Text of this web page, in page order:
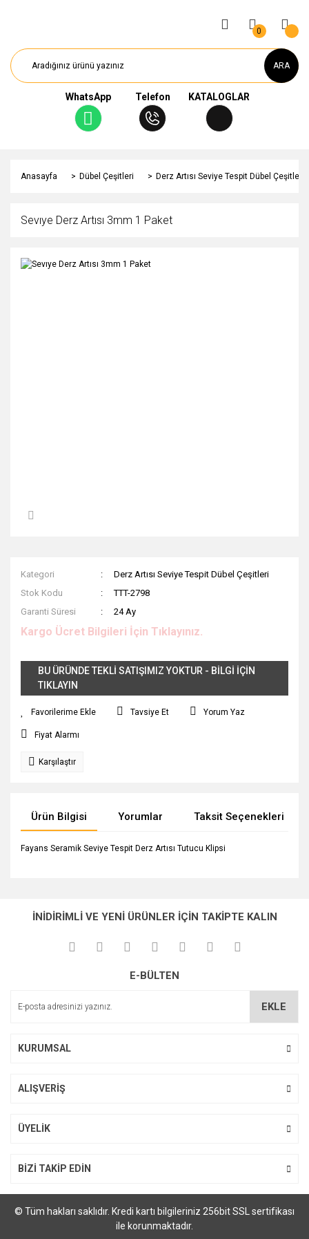
ARA
WhatsApp Telefon KATALOGLAR
0
Anasayfa Dübel Çeşitleri Derz Artısı Seviye Tespit Dübel Çeşitleri
Sevıye Derz Artısı 3mm 1 Paket
Kategori
Derz Artısı Seviye Tespit Dübel Çeşitleri
Stok Kodu
TTT-2798
Garanti Süresi
24 Ay
Kargo Ücret Bilgileri İçin Tıklayınız.
BU ÜRÜNDE TEKLİ SATIŞIMIZ YOKTUR - BİLGİ İÇİN
TIKLAYIN
Tavsiye Et Yorum Yaz
Fiyat Alarmı
Karşılaştır
Ürün Bilgisi Yorumlar Taksit Seçenekleri
Fayans Seramik Seviye Tespit Derz Artısı Tutucu Klipsi
Yorum Yaz
kullanarak tarafımıza iletebilirsiniz.
Görüş ve önerileriniz için teşekkür ederiz.
Ürün açıklamasında eksik bilgiler bulunuyor.
İNİDİRİMLİ VE YENİ ÜRÜNLER İÇİN TAKİPTE KALIN
E-BÜLTEN
EKLE
KURUMSAL
ALIŞVERİŞ
ÜYELİK
BİZİ TAKİP EDİN
© Tüm hakları saklıdır. Kredi kartı bilgileriniz 256bit SSL sertifikası
ile korunmaktadır.